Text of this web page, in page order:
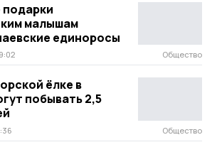
малышам
единоросы
Общество
ёлке в
побывать 2,5
Общество